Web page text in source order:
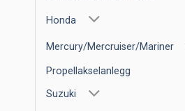
Honda
Mercury/Mercruiser/Mariner
Propellakselanlegg
Suzuki